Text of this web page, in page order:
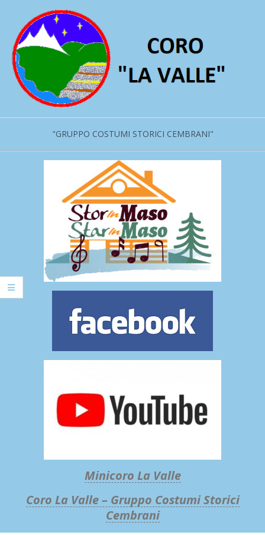
contenuto
"GRUPPO COSTUMI STORICI CEMBRANI"
Minicoro La Valle
Coro La Valle – Gruppo Costumi Storici
Cembrani